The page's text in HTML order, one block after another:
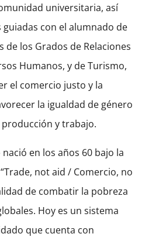
universitaria, así
con el alumnado de
de los Grados de Relaciones
Humanos, y de Turismo,
el comercio justo y la
la igualdad de género
y trabajo.
nació en los años 60 bajo la
not aid / Comercio, no
de combatir la pobreza
Hoy es un sistema
que cuenta con